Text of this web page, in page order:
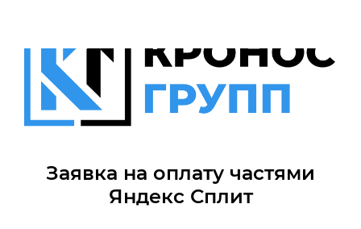
Заявка на оплату частями
Яндекс Сплит